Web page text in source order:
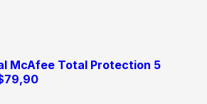
McAfee Total Protection 5